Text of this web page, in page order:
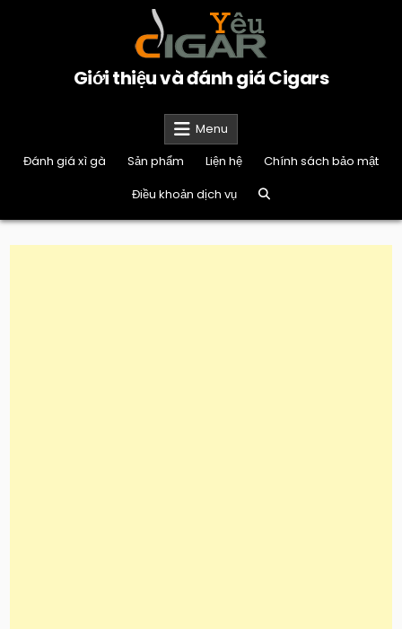
Giới thiệu và đánh giá Cigars
Menu
Đánh giá xì gà
Sản phẩm Liện hệ
Chính sách bảo mật
Điều khoản dịch vụ